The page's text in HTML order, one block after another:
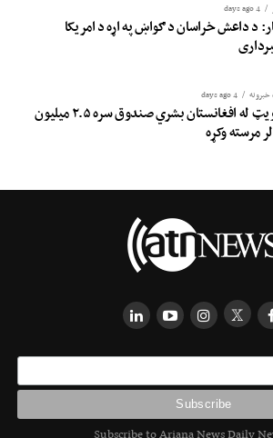
4 days ago
د داعش خراسان د ګواښ په اړه د امریکا
خبرونه 4 days ago
کویټ له افغانستان بشري صندوق سره ۲.۵ میلیون
مرسته وکړه